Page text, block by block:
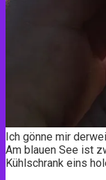
Ich gönne mir
Am blauen See ist
Kühlschrank eins